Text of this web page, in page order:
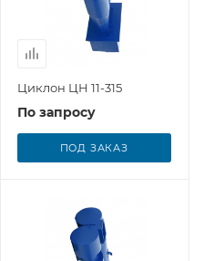
Циклон ЦН 11-315
По запросу
ПОД ЗАКАЗ